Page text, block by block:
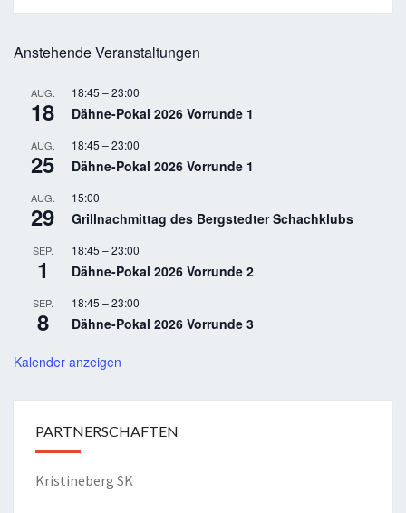
Anstehende Veranstaltungen
AUG.
18
18:45 –23:00
Dähne-Pokal 2026 Vorrunde 1
AUG.
25
18:45 –23:00
Dähne-Pokal 2026 Vorrunde 1
AUG.
29
15:00
Grillnachmittag des Bergstedter Schachklubs
SEP.
1
18:45 –23:00
Dähne-Pokal 2026 Vorrunde 2
SEP.
8
18:45 –23:00
Dähne-Pokal 2026 Vorrunde 3
Kalender anzeigen
PARTNERSCHAFTEN
Kristineberg SK